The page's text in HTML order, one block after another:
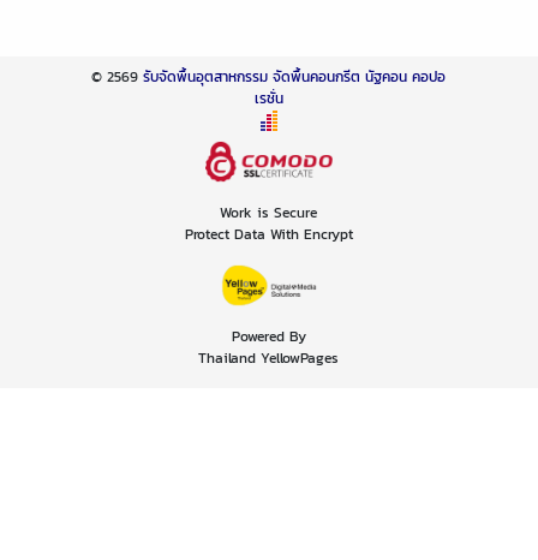
© 2569รับจัดพื้นอุตสาหกรรม จัดพื้นคอนกรีต นัฐคอน คอปอ
เรชั่น
Work is Secure
Protect Data With Encrypt
Powered By
Thailand YellowPages